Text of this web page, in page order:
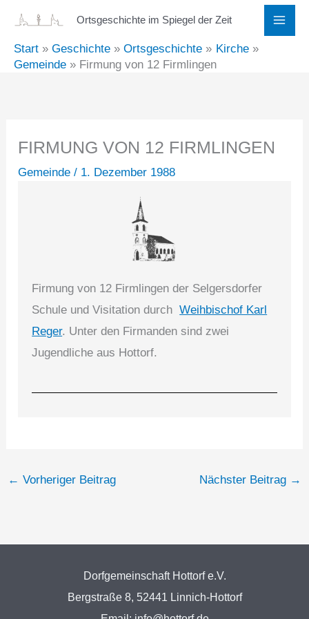
springen
Ortsgeschichte im Spiegel der Zeit
Start Geschichte Ortsgeschichte
Kirche
Gemeinde
Firmung von 12 Firmlingen
FIRMUNG VON 12 FIRMLINGEN
Gemeinde / 1. Dezember 1988
Firmung von 12 Firmlingen der Selgersdorfer
Schule und Visitation durchWeihbischof Karl
Reger. Unter den Firmanden sind zwei
Jugendliche aus Hottorf.
← Vorheriger Beitrag Nächster Beitrag →
Dorfgemeinschaft Hottorf e.V.
Bergstraße 8, 52441 Linnich-Hottorf